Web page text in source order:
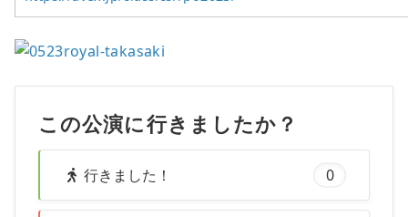
この公演に行きましたか？
行きました！ 0